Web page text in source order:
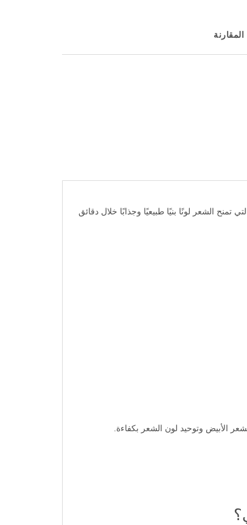
تمنح الشعر لونًا بنيًا طبيعيًا وجذابًا خلال دقائق
الأبيض وتوحيد لون الشعر بكفاءة.